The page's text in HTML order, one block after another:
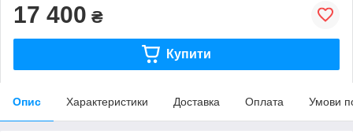
17 400 ₴
Купити
Опис Характеристики Доставка Оплата Умови